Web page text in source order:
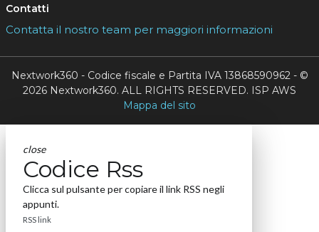
Contatti
Contatta il nostro team per maggiori informazioni
Nextwork360 - Codice fiscale e Partita IVA 13868590962 - ©
2026 Nextwork360. ALL RIGHTS RESERVED. ISP AWS
Mappa del sito
close
Codice Rss
Clicca sul pulsante per copiare il link RSS negli
appunti.
RSS link